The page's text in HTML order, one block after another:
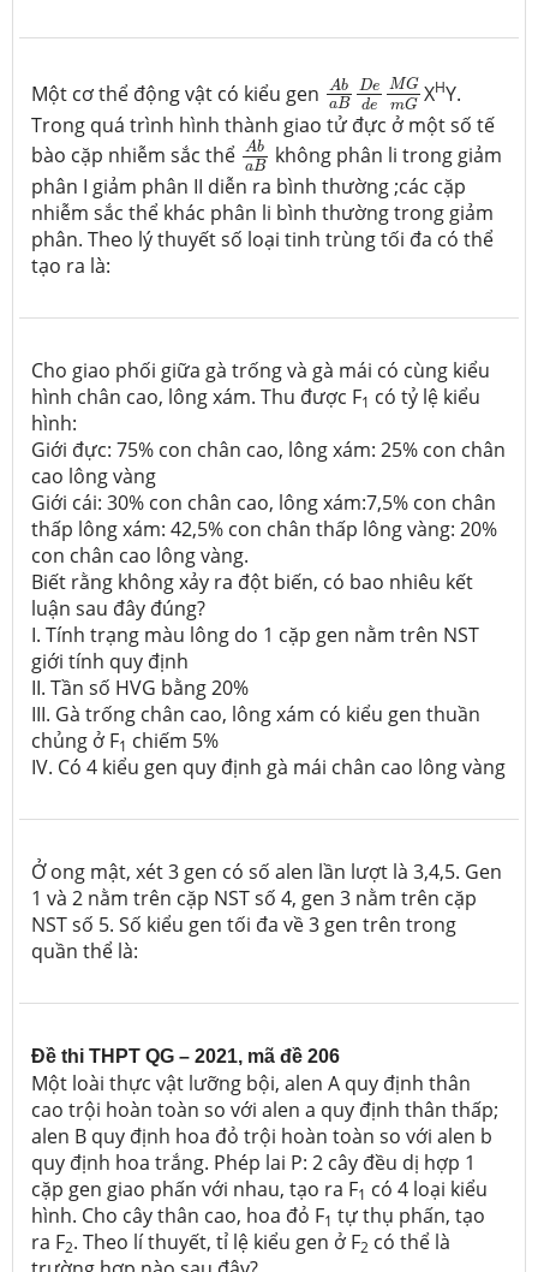
Một cơ thể động vật có kiểu gen Ab
aB
De
de
MG
mG
Ab aB Ded eM
XHY.
Trong quá trình hình thành giao tử đực ở một số tế
bào cặp nhiễm sắc thể
Ab
aB
AbaB
không phân li trong giảm
phân I giảm phân II diễn ra bình thường ;các cặp
nhiễm sắc thể khác phân li bình thường trong giảm
phân. Theo lý thuyết số loại tinh trùng tối đa có thể
tạo ra là:
Cho giao phối giữa gà trống và gà mái có cùng kiểu
hình chân cao, lông xám. Thu được F1 có tỷ lệ kiểu
hình:
Giới đực: 75% con chân cao, lông xám: 25% con chân
cao lông vàng
Giới cái: 30% con chân cao, lông xám:7,5% con chân
thấp lông xám: 42,5% con chân thấp lông vàng: 20%
con chân cao lông vàng.
Biết rằng không xảy ra đột biến, có bao nhiêu kết
luận sau đây đúng?
I. Tính trạng màu lông do 1 cặp gen nằm trên NST
giới tính quy định
II. Tần số HVG bằng 20%
III. Gà trống chân cao, lông xám có kiểu gen thuần
chủng ở F1 chiếm 5%
IV. Có 4 kiểu gen quy định gà mái chân cao lông vàng
Ở ong mật, xét 3 gen có số alen lần lượt là 3,4,5. Gen
1 và 2 nằm trên cặp NST số 4, gen 3 nằm trên cặp
NST số 5. Số kiểu gen tối đa về 3 gen trên trong
quần thể là:
Đề thi THPT QG – 2021, mã đề 206
Một loài thực vật lưỡng bội, alen A quy định thân
cao trội hoàn toàn so với alen a quy định thân thấp;
alen B quy định hoa đỏ trội hoàn toàn so với alen b
quy định hoa trắng. Phép lai P: 2 cây đều dị hợp 1
cặp gen giao phấn với nhau, tạo ra F1 có 4 loại kiểu
hình. Cho cây thân cao, hoa đỏ F1 tự thụ phấn, tạo
ra F2. Theo lí thuyết, tỉ lệ kiểu gen ở F2 có thể là